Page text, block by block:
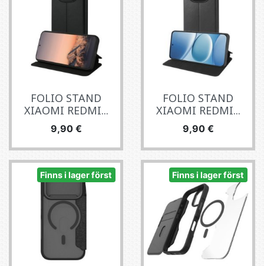
FOLIO STAND
XIAOMI REDMI...
Pris
9,90 €
FOLIO STAND
XIAOMI REDMI...
Pris
9,90 €
Finns i lager först Finns i lager först